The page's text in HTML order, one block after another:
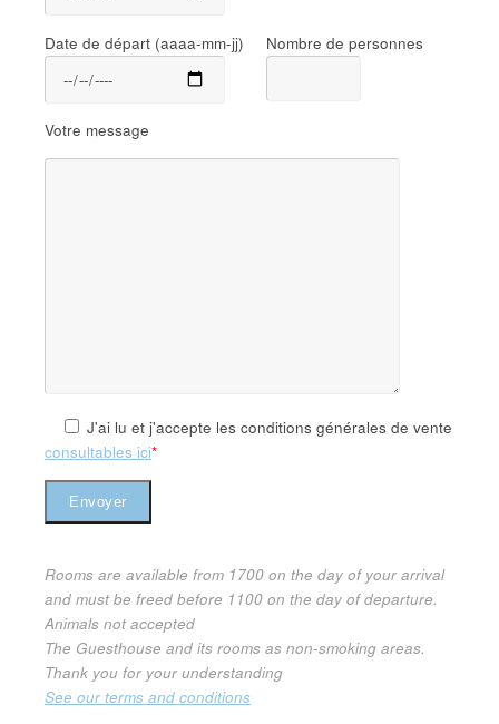
Date de départ (aaaa-mm-jj) Nombre de personnes
Votre message
J'ai lu et j'accepte les conditions générales de vente
consultables ici*
Rooms are available from 1700 on the day of your arrival
and must be freed before 1100 on the day of departure.
Animals not accepted
The Guesthouse and its rooms as non-smoking areas.
Thank you for your understanding
See our terms and conditions